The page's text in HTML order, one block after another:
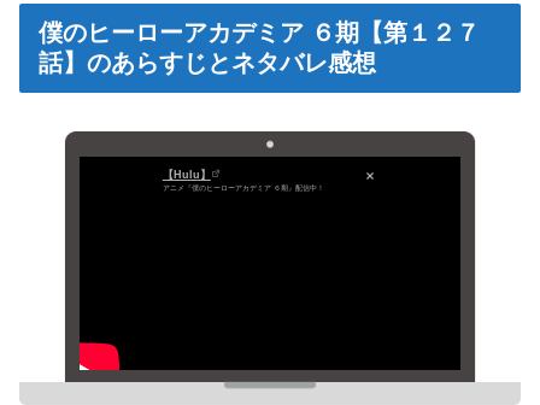
僕のヒーローアカデミア ６期【第１２７
話】のあらすじとネタバレ感想
【Hulu】
アニメ『僕のヒーローアカデミア ６期』配信中！